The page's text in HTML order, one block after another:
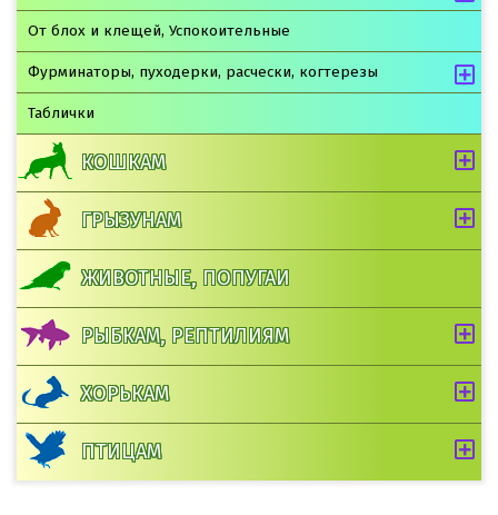
От блох и клещей, Успокоительные
Фурминаторы, пуходерки, расчески, когтерезы
Таблички
КОШКАМ
ГРЫЗУНАМ
ЖИВОТНЫЕ, ПОПУГАИ
РЫБКАМ, РЕПТИЛИЯМ
ХОРЬКАМ
ПТИЦАМ